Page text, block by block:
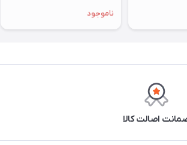
ناموجود
اصالت کالا